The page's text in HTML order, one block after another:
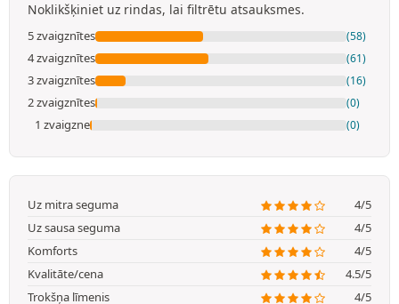
Noklikšķiniet uz rindas, lai filtrētu atsauksmes.
5 zvaigznītes (58)
4 zvaigznītes (61)
3 zvaigznītes (16)
2 zvaigznītes (0)
1 zvaigzne (0)
Uz mitra seguma
4/5
Uz sausa seguma
4/5
Komforts
4/5
Kvalitāte/cena
4.5/5
Trokšņa līmenis
4/5